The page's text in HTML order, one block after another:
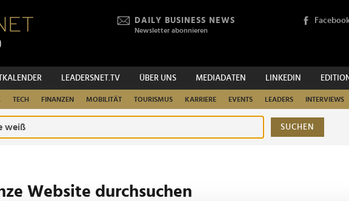
DAILY BUSINESS NEWS
Newsletter abonnieren
LEADERSNET.TV ÜBER UNS MEDIADATEN LINKEDIN
TECH FINANZEN MOBILITÄT TOURISMUS KARRIERE EVENTS LEADERS INTERVIEWS
SUCHEN
Website durchsuchen